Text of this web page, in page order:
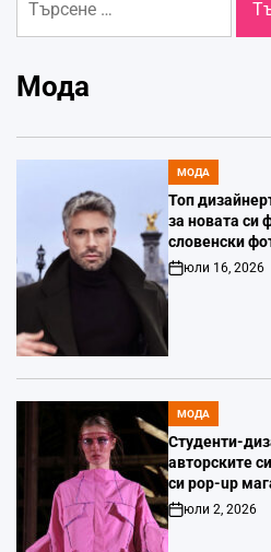
за:
Мода
POSTED
IN
МОДА
Топ
за новата си
словенски
Post
Date
юли 16, 2026
POSTED
IN
МОДА
Студенти-
авторските
си pop-up
Post
Date
юли 2, 2026